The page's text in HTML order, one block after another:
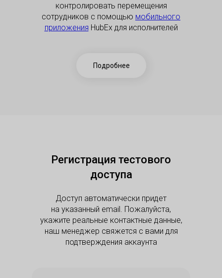
контролировать перемещения
сотрудников с помощью мобильного
приложения HubEx для исполнителей
Подробнее
Регистрация тестового
доступа
Доступ автоматически придет
на указанный email. Пожалуйста,
укажите реальные контактные данные,
наш менеджер свяжется с вами для
подтверждения аккаунта